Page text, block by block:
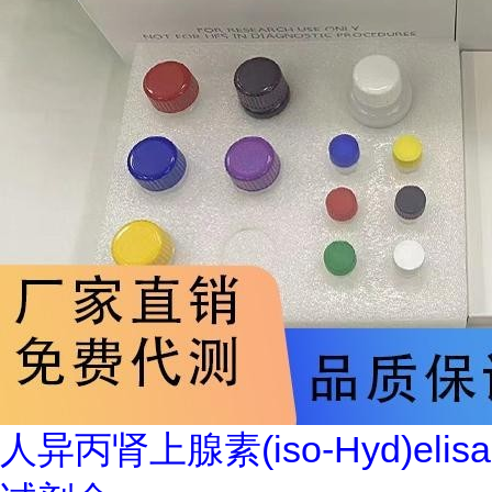
人异丙肾上腺素(iso-Hyd)elisa